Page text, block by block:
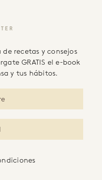
GRATIS el e-book
y tus hábitos.